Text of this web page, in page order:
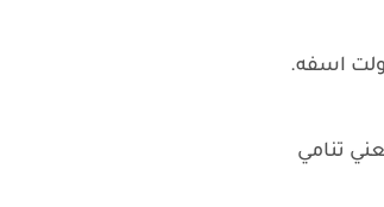
اسفه.
تنامي